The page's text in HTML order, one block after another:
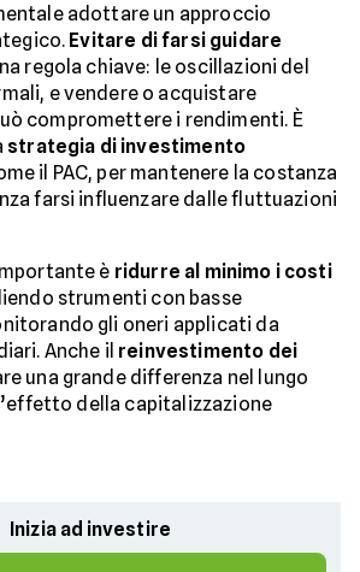
adottare un approccio
Evitare di farsi guidare
regola chiave: le oscillazioni del
e vendere o acquistare
compromettere i rendimenti. È
strategia di investimento
il PAC, per mantenere la costanza
farsi influenzare dalle fluttuazioni
è ridurre al minimo i costi
strumenti con basse
gli oneri applicati da
Anche il reinvestimento dei
una grande differenza nel lungo
della capitalizzazione
Inizia ad investire